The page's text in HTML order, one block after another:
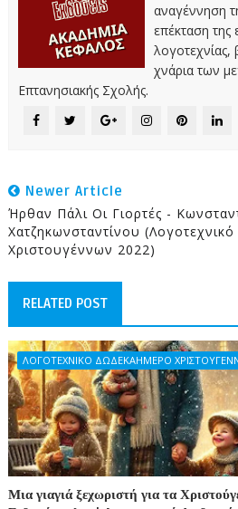
αναγέννηση
επέκταση της
λογοτεχνίας,
χνάρια των
Επτανησιακής Σχολής.
Newer Article
Ήρθαν Πάλι Οι Γιορτές -
Χατζηκωνσταντίνου
Χριστουγέννων 2022)
RELATED POST
ΛΟΓΟΤΕΧΝΙΚΟ ΔΩΔΕΚΑΗΜΕΡΟ
Μια γιαγιά ξεχωριστή για τα